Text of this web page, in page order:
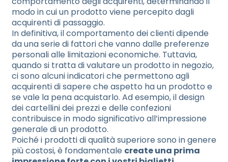
modo in cui un prodotto viene percepito dagli
acquirenti di passaggio.
In definitiva, il comportamento dei clienti dipende
da una serie di fattori che vanno dalle preferenze
personali alle limitazioni economiche. Tuttavia,
quando si tratta di valutare un prodotto in negozio,
ci sono alcuni indicatori che permettono agli
acquirenti di sapere che aspetto ha un prodotto e
se vale la pena acquistarlo. Ad esempio, il design
dei cartellini dei prezzi e delle confezioni
contribuisce in modo significativo all’impressione
generale di un prodotto.
Poiché i prodotti di qualità superiore sono in genere
più costosi, è fondamentale create una prima